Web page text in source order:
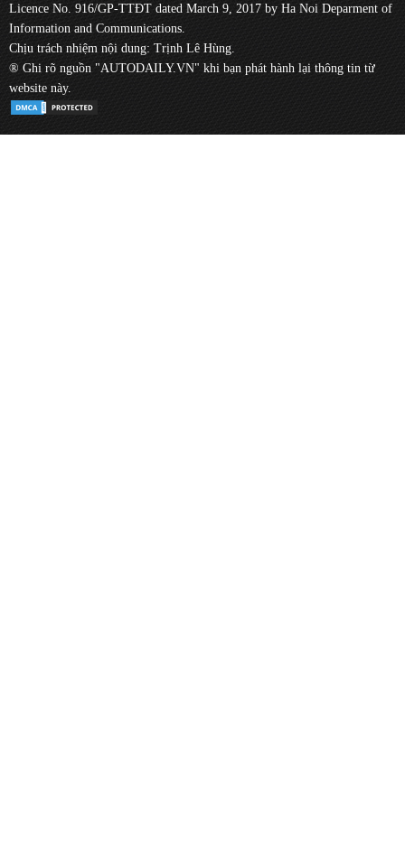
Licence No. 916/GP-TTĐT dated March 9, 2017 by Ha Noi Deparment of
Information and Communications.
Chịu trách nhiệm nội dung: Trịnh Lê Hùng.
® Ghi rõ nguồn "AUTODAILY.VN" khi bạn phát hành lại thông tin từ
website này.